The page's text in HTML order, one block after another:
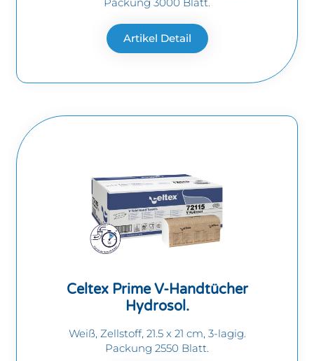
Artikel Detail
Celtex Prime V-Handtücher
Hydrosol.
Weiß, Zellstoff, 21.5 x 21 cm, 3-lagig.
Packung 2550 Blatt.